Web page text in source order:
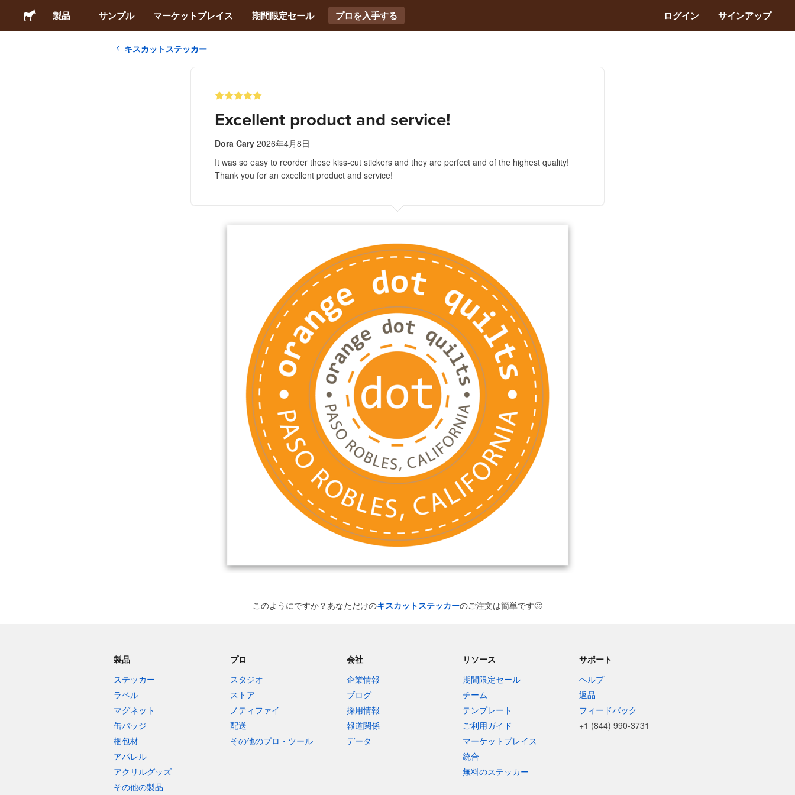
製品 サンプル マーケットプレイス 期間限定セール プロを入手する ログイン サインアップ
キスカットステッカー
Excellent product and service!
Dora Cary 2026年4月8日
It was so easy to reorder these kiss-cut stickers and they are perfect and of the highest quality!
Thank you for an excellent product and service!
このようにですか？あなただけのキスカットステッカーのご注文は簡単です🙂
製品
ステッカー
ラベル
マグネット
缶バッジ
梱包材
アパレル
アクリルグッズ
その他の製品
プロ
スタジオ
ストア
ノティファイ
配送
その他のプロ・ツール
会社
企業情報
ブログ
採用情報
報道関係
データ
リソース
期間限定セール
チーム
テンプレート
ご利用ガイド
マーケットプレイス
統合
無料のステッカー
サポート
ヘルプ
返品
フィードバック
+1 (844) 990-3731